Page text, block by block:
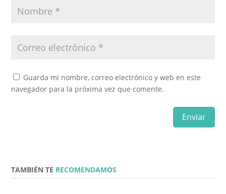
Guarda mi nombre, correo electrónico y web en este
navegador para la próxima vez que comente.
Enviar
TAMBIÉN TE RECOMENDAMOS